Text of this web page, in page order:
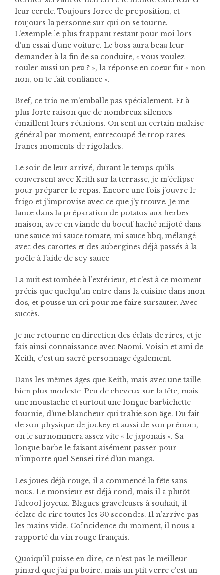
leur cercle. Toujours force de proposition, et
toujours la personne sur qui on se tourne.
L’exemple le plus frappant restant pour moi lors
d’un essai d’une voiture. Le boss aura beau leur
demander à la fin de sa conduite, « vous voulez
rouler aussi un peu ? », la réponse en coeur fut « non
non, on te fait confiance ».
Bref, ce trio ne m’emballe pas spécialement. Et à
plus forte raison que de nombreux silences
émaillent leurs réunions. On sent un certain malaise
général par moment, entrecoupé de trop rares
francs moments de rigolades.
Le soir de leur arrivé, durant le temps qu’ils
conversent avec Keith sur la terrasse, je m’éclipse
pour préparer le repas. Encore une fois j’ouvre le
frigo et j’improvise avec ce que j’y trouve. Je me
lance dans la préparation de potatos aux herbes
maison, avec en viande du boeuf haché mijoté dans
une sauce mi sauce tomate, mi sauce bbq, mélangé
avec des carottes et des aubergines déjà passés à la
poêle à l’aide de soy sauce.
La nuit est tombée à l’extérieur, et c’est à ce moment
précis que quelqu’un entre dans la cuisine dans mon
dos, et pousse un cri pour me faire sursauter. Avec
succès.
Je me retourne en direction des éclats de rires, et je
fais ainsi connaissance avec Naomi. Voisin et ami de
Keith, c’est un sacré personnage également.
Dans les mêmes âges que Keith, mais avec une taille
bien plus modeste. Peu de cheveux sur la tête, mais
une moustache et surtout une longue barbichette
fournie, d’une blancheur qui trahie son âge. Du fait
de son physique de jockey et aussi de son prénom,
on le surnommera assez vite « le japonais ». Sa
longue barbe le faisant aisément passer pour
n’importe quel Sensei tiré d’un manga.
Les joues déjà rouge, il a commencé la fête sans
nous. Le monsieur est déjà rond, mais il a plutôt
l’alcool joyeux. Blagues graveleuses à souhait, il
éclate de rire toutes les 30 secondes. Il n’arrive pas
les mains vide. Coïncidence du moment, il nous a
rapporté du vin rouge français.
Quoiqu’il puisse en dire, ce n’est pas le meilleur
pinard que j’ai pu boire, mais un ptit verre c’est un